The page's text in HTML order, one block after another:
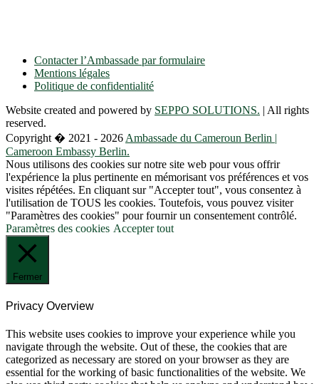
Contacter l’Ambassade par formulaire
Mentions légales
Politique de confidentialité
Website created and powered by SEPPO SOLUTIONS. | All rights
reserved.
Copyright � 2021 - 2026 Ambassade du Cameroun Berlin |
Cameroon Embassy Berlin.
Nous utilisons des cookies sur notre site web pour vous offrir
l'expérience la plus pertinente en mémorisant vos préférences et vos
visites répétées. En cliquant sur "Accepter tout", vous consentez à
l'utilisation de TOUS les cookies. Toutefois, vous pouvez visiter
"Paramètres des cookies" pour fournir un consentement contrôlé.
Paramètres des cookies Accepter tout
Fermer
Privacy Overview
This website uses cookies to improve your experience while you
navigate through the website. Out of these, the cookies that are
categorized as necessary are stored on your browser as they are
essential for the working of basic functionalities of the website. We